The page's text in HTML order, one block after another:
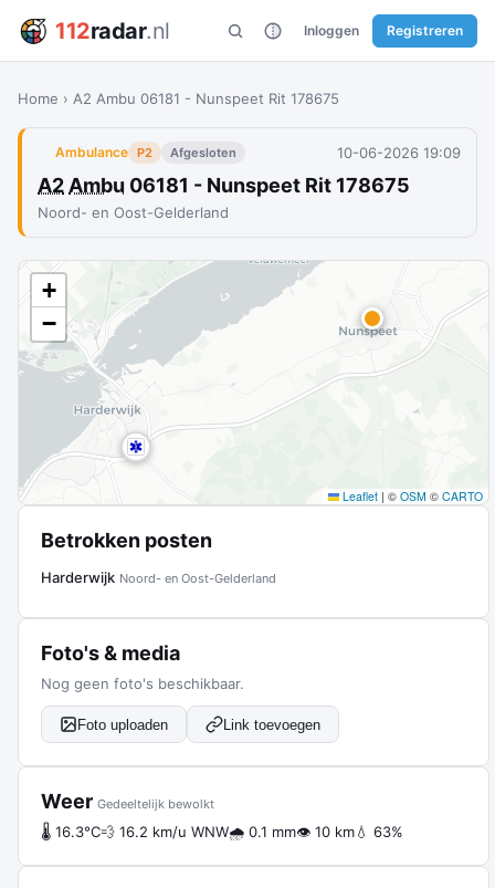
112radar.nl Inloggen Registreren
Home › A2 Ambu 06181 - Nunspeet Rit 178675
Ambulance P2 Afgesloten 10-06-2026 19:09
A2 Ambu 06181 - Nunspeet Rit 178675
Noord- en Oost-Gelderland
+
−
Leaflet | © OSM © CARTO
Betrokken posten
Harderwijk Noord- en Oost-Gelderland
Foto's & media
Nog geen foto's beschikbaar.
Foto uploaden Link toevoegen
Weer Gedeeltelijk bewolkt
🌡 16.3°C💨 16.2 km/u WNW🌧 0.1 mm👁 10 km💧 63%